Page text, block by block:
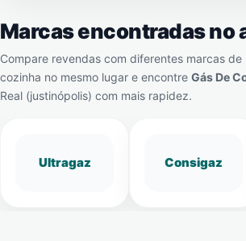
Marcas encontradas no
Compare revendas com diferentes marcas
cozinha no mesmo lugar e encontre Gás De
Real (justinópolis) com mais rapidez.
Ultragaz Consigaz